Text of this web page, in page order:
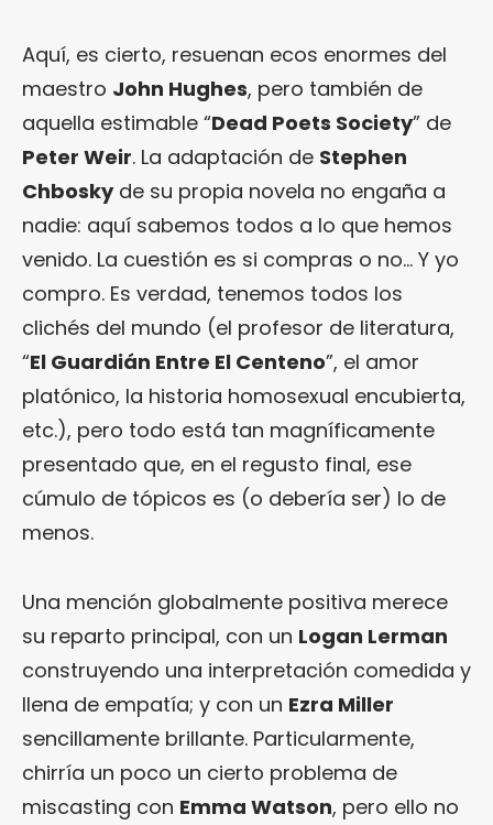
Aquí, es cierto, resuenan ecos enormes del
maestro John Hughes, pero también de
aquella estimable “Dead Poets Society” de
Peter Weir. La adaptación de Stephen
Chboskyde su propia novela no engaña a
nadie: aquí sabemos todos a lo que hemos
venido. La cuestión es si compras o no… Y yo
compro. Es verdad, tenemos todos los
clichés del mundo (el profesor de literatura,
“El Guardián Entre El Centeno”, el amor
platónico, la historia homosexual encubierta,
etc.), pero todo está tan magníficamente
presentado que, en el regusto final, ese
cúmulo de tópicos es (o debería ser) lo de
menos.
Una mención globalmente positiva merece
su reparto principal, con un Logan Lerman
construyendo una interpretación comedida y
llena de empatía; y con un Ezra Miller
sencillamente brillante. Particularmente,
chirría un poco un cierto problema de
miscasting con Emma Watson, pero ello no